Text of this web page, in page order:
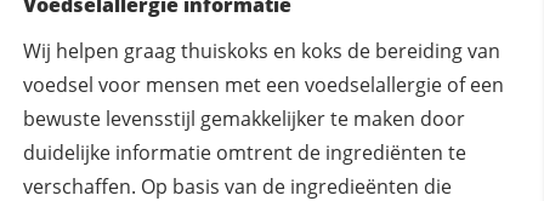
Wij helpen graag thuiskoks en koks de bereiding van
voedsel voor mensen met een voedselallergie of een
bewuste levensstijl gemakkelijker te maken door
duidelijke informatie omtrent de ingrediënten te
verschaffen. Op basis van de ingredieënten die